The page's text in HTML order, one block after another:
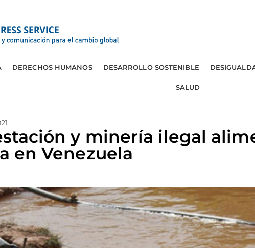
DERECHOS HUMANOS DESARROLLO SOSTENIBLE
SALUD
y minería ilegal
en Venezuela